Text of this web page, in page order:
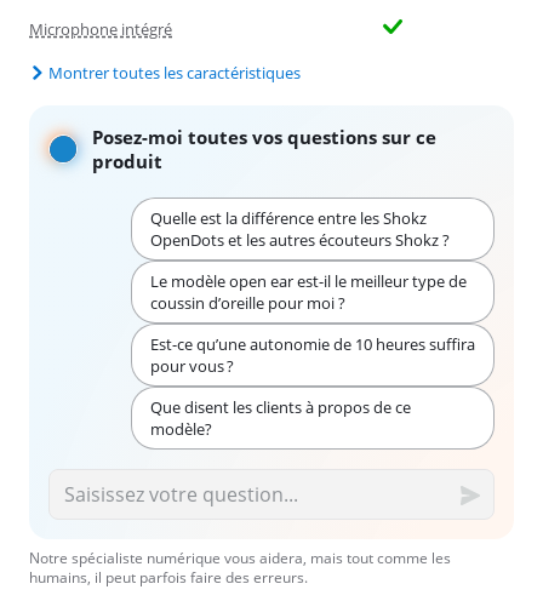
Microphone intégré
Montrer toutes les caractéristiques
Posez-moi toutes vos questions sur ce
produit
Quelle est la différence entre les Shokz
OpenDots et les autres écouteurs Shokz ?
Le modèle open ear est-il le meilleur type de
coussin d’oreille pour moi ?
Est-ce qu’une autonomie de 10 heures suffira
pour vous ?
Que disent les clients à propos de ce
modèle?
Notre spécialiste numérique vous aidera, mais tout comme les
humains, il peut parfois faire des erreurs.